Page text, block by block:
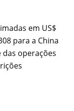
em US$
para a China
operações